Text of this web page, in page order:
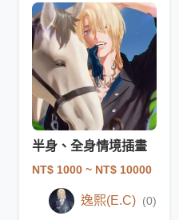
半身、全身情境插畫
NT$ 1000 ~ NT$ 10000
逸熙(E.C) (0)